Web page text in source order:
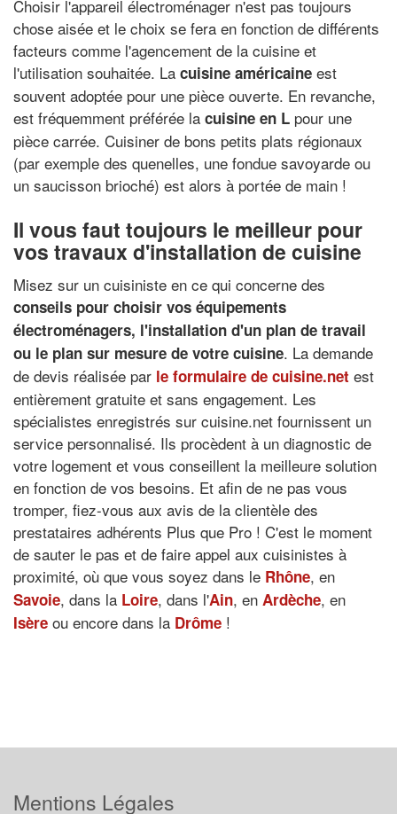
Choisir l'appareil électroménager n'est pas toujours
chose aisée et le choix se fera en fonction de différents
facteurs comme l'agencement de la cuisine et
l'utilisation souhaitée. La cuisine américaine est
souvent adoptée pour une pièce ouverte. En revanche,
est fréquemment préférée la cuisine en L pour une
pièce carrée. Cuisiner de bons petits plats régionaux
(par exemple des quenelles, une fondue savoyarde ou
un saucisson brioché) est alors à portée de main !
Il vous faut toujours le meilleur pour
vos travaux d'installation de cuisine
Misez sur un cuisiniste en ce qui concerne des
conseils pour choisir vos équipements
électroménagers, l'installation d'un plan de travail
ou le plan sur mesure de votre cuisine. La demande
de devis réalisée par le formulaire de cuisine.net est
entièrement gratuite et sans engagement. Les
spécialistes enregistrés sur cuisine.net fournissent un
service personnalisé. Ils procèdent à un diagnostic de
votre logement et vous conseillent la meilleure solution
en fonction de vos besoins. Et afin de ne pas vous
tromper, fiez-vous aux avis de la clientèle des
prestataires adhérents Plus que Pro ! C'est le moment
de sauter le pas et de faire appel aux cuisinistes à
proximité, où que vous soyez dans le Rhône, en
Savoie, dans la Loire, dans l'Ain, en Ardèche, en
Isère ou encore dans la Drôme !
Mentions Légales